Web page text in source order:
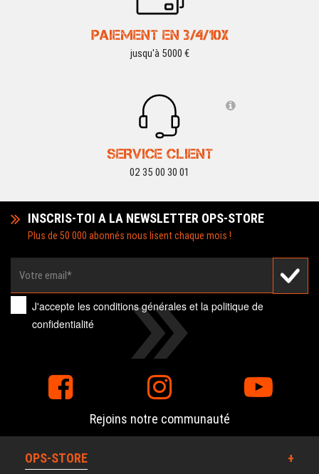
PAIEMENT EN 3/4/10X
jusqu'à 5000 €
SERVICE CLIENT
02 35 00 30 01
INSCRIS-TOI A LA NEWSLETTER OPS-STORE
Plus de 50 000 abonnés nous lisent chaque mois !
J'accepte lesconditions générales et lapolitique de
confidentialité
Rejoins notre communauté
OPS-STORE